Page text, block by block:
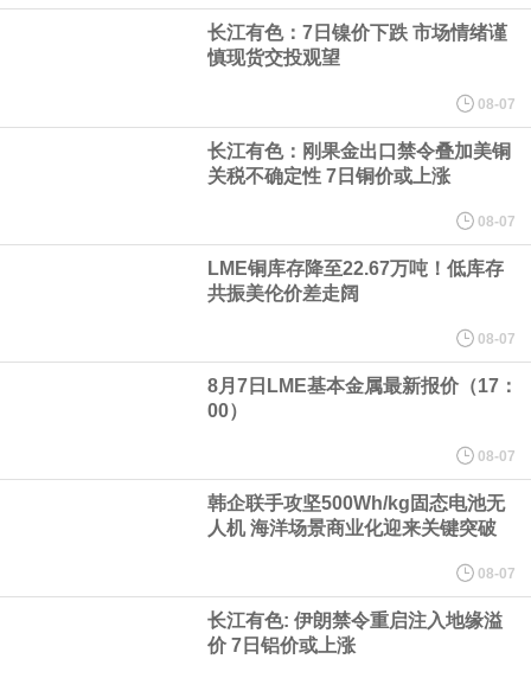
（含境内发明专利20项）。
宇树科技董事长、总经理兼首席技术官王兴兴在网上路演时表示，
经过多年研发创新和技术积累，公司逐步形成了包括一体化关节集
成技术、高紧凑度机器人身体集成技术、机器人激光雷达全自研核
心技术等多项已商业化应用的核心技术并已应用于公司的高性能通
用人形机器人、四足机器人等产品。
美国总统特朗普6日否认他对国防部长赫格塞思不满，称对赫格塞思
所做的工作“非常满意”。特朗普在社交媒体上发帖称，一些媒体有关
他与赫格塞思就弹药短缺问题发生冲突的报道是“完全没有根据的谣
言”，他对赫格塞思所做的工作“非常满意”。
长江有色：7日镍价下跌 市场情绪谨
慎现货交投观望
08-07
长江有色：刚果金出口禁令叠加美铜
关税不确定性 7日铜价或上涨
08-07
LME铜库存降至22.67万吨！低库存
共振美伦价差走阔
08-07
8月7日LME基本金属最新报价（17：
00）
08-07
韩企联手攻坚500Wh/kg固态电池无
人机 海洋场景商业化迎来关键突破
08-07
长江有色: 伊朗禁令重启注入地缘溢
价 7日铝价或上涨